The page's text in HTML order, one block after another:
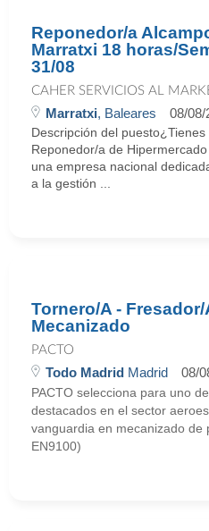
Reponedor/a
Marratxi 18 horas/
31/08
CAHER SERVICIOS AL
Marratxi, Baleares 08/08/
Descripción del
Reponedor/a de
una empresa nacional
a la gestión ...
Tornero/A - Fresador/
Mecanizado
PACTO
Todo Madrid Madrid 08/
PACTO selecciona para uno
destacados en el sector
vanguardia en mecanizado de
EN9100)